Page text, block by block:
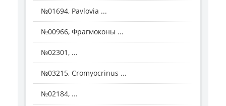
№01694, Pavlovia ...
№00966, Фрагмоконы ...
№02301, ...
№03215, Cromyocrinus ...
№02184, ...